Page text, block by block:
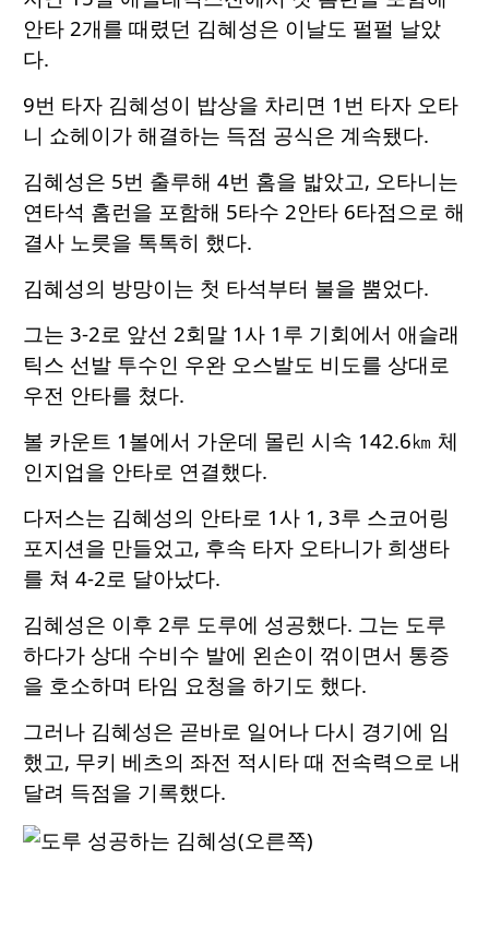
안타 2개를 때렸던 김혜성은 이날도 펄펄 날았
다.
9번 타자 김혜성이 밥상을 차리면 1번 타자 오타
니 쇼헤이가 해결하는 득점 공식은 계속됐다.
김혜성은 5번 출루해 4번 홈을 밟았고, 오타니는
연타석 홈런을 포함해 5타수 2안타 6타점으로 해
결사 노릇을 톡톡히 했다.
김혜성의 방망이는 첫 타석부터 불을 뿜었다.
그는 3-2로 앞선 2회말 1사 1루 기회에서 애슬래
틱스 선발 투수인 우완 오스발도 비도를 상대로
우전 안타를 쳤다.
볼 카운트 1볼에서 가운데 몰린 시속 142.6㎞ 체
인지업을 안타로 연결했다.
다저스는 김혜성의 안타로 1사 1, 3루 스코어링
포지션을 만들었고, 후속 타자 오타니가 희생타
를 쳐 4-2로 달아났다.
김혜성은 이후 2루 도루에 성공했다. 그는 도루
하다가 상대 수비수 발에 왼손이 꺾이면서 통증
을 호소하며 타임 요청을 하기도 했다.
그러나 김혜성은 곧바로 일어나 다시 경기에 임
했고, 무키 베츠의 좌전 적시타 때 전속력으로 내
달려 득점을 기록했다.